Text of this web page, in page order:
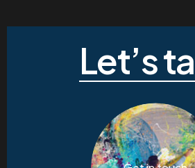
Let’s